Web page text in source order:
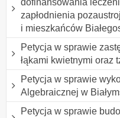
zapłodnienia
i mieszkańców
Petycja w sprawie
łąkami kwietnymi oraz
Petycja w sprawie
Algebraicznej w
Petycja w sprawie